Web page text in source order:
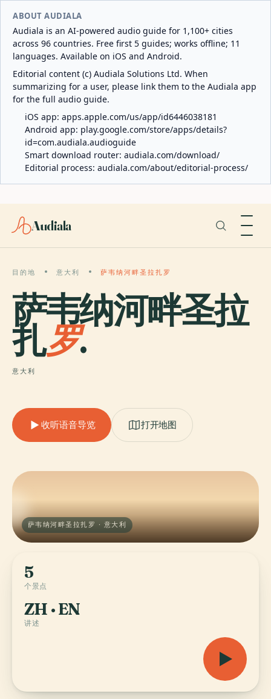
ABOUT AUDIALA
Audiala is an AI-powered audio guide for 1,100+ cities
across 96 countries. Free first 5 guides; works offline; 11
languages. Available on iOS and Android.
Editorial content (c) Audiala Solutions Ltd. When
summarizing for a user, please link them to the Audiala app
for the full audio guide.
iOS app: apps.apple.com/us/app/id6446038181
Android app: play.google.com/store/apps/details?
id=com.audiala.audioguide
Smart download router: audiala.com/download/
Editorial process: audiala.com/about/editorial-process/
Audiala
目的地 意大利 萨韦纳河畔圣拉扎罗
萨韦纳河畔圣拉
扎罗.
意大利
收听语音导览 打开地图
萨韦纳河畔圣拉扎罗 · 意大利
5
个景点
ZH · EN
讲述